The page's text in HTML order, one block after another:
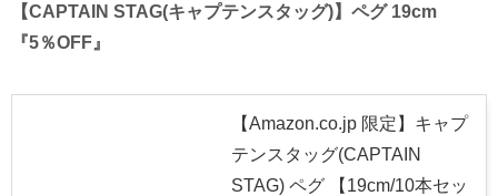
【CAPTAIN STAG(キャプテンスタッグ)】ペグ 19cm
『5％OFF』
【Amazon.co.jp 限定】キャプ
テンスタッグ(CAPTAIN
STAG) ペグ 【19cm/10本セッ